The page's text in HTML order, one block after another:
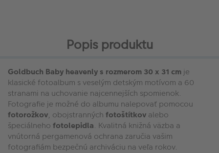
Popis produktu
Goldbuch Baby heavenly s rozmerom 30 x 31 cm je
klasické fotoalbum s veselým detským motívom a 60
stranami na uchovanie najcennejších spomienok.
Fotografie je možné do albumu nalepovať pomocou
fotorožkov, obojstranných fotoštítkov alebo
špeciálneho fotolepidla. Kvalitná knižná väzba a
vnútorná pergamenová ochrana zaručia vašim
fotografiám bezpečnú archiváciu na veľa rokov.